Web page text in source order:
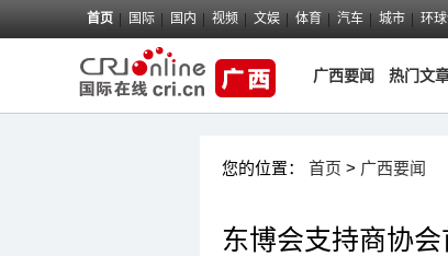
首页 国际 国内 视频 文娱 体育 汽车 城市 环
广西要闻 热门文
您的位置： 首页 > 广西要闻
东博会支持商协